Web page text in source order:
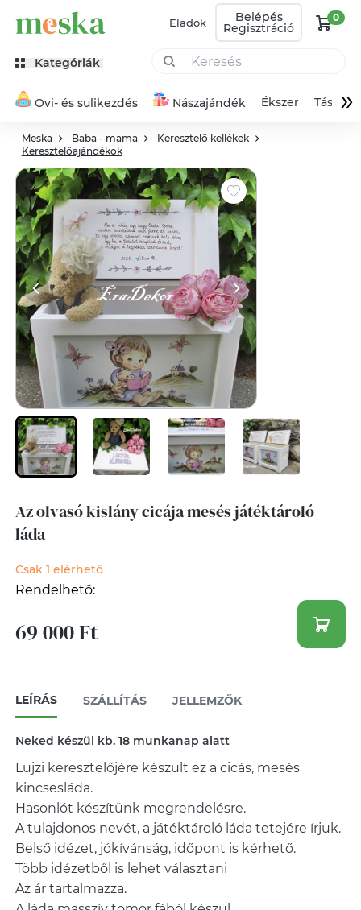
Eladok Belépés
Regisztráció
0
Kategóriák
Ovi- és sulikezdés Nászajándék Ékszer Táska»
Meska Baba - mama
Keresztelő kellékek
Keresztelőajándékok
Az olvasó kislány cicája mesés játéktároló
láda
Csak 1 elérhető
Rendelhető:
69 000 Ft
LEÍRÁS SZÁLLÍTÁS JELLEMZŐK
Neked készül kb. 18 munkanap alatt
Lujzi keresztelőjére készült ez a cicás, mesés
kincsesláda.
Hasonlót készítünk megrendelésre.
A tulajdonos nevét, a játéktároló láda tetejére írjuk.
Belső idézet, jókívánság, időpont is kérhető.
Több idézetből is lehet választani
Az ár tartalmazza.